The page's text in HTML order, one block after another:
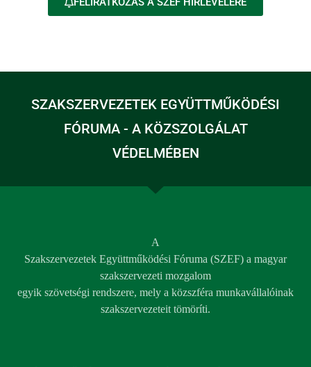
SZAKSZERVEZETEK EGYÜTTMŰKÖDÉSI
FÓRUMA - A KÖZSZOLGÁLAT
VÉDELMÉBEN
A
Szakszervezetek Együttműködési Fóruma (SZEF) a magyar
szakszervezeti mozgalom
egyik szövetségi rendszere, mely a közszféra munkavállalóinak
szakszervezeteit tömöríti.